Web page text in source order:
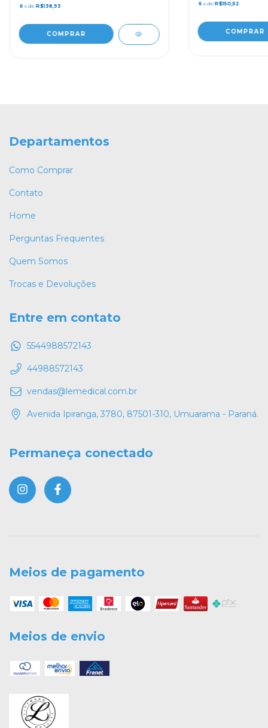
6 x de R$138,93 6 x de R$150,52
Departamentos
Como Comprar
Contato
Home
Perguntas Frequentes
Quem Somos
Trocas e Devoluções
Entre em contato
5544988572143
44988572143
vendas@lemedical.com.br
Avenida Ipiranga, 3780, 87501-310, Umuarama - Paraná.
Permaneça conectado
Meios de pagamento
Meios de envio